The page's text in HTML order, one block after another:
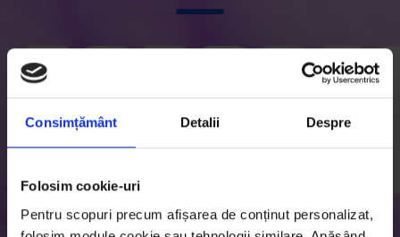
Consimțământ Detalii Despre
Folosim cookie-uri
Pentru scopuri precum afișarea de conținut personalizat,